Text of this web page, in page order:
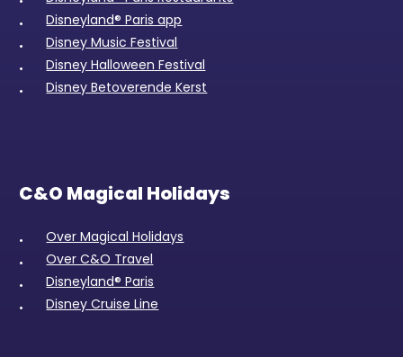
Disneyland® Paris app
Disney Music Festival
Disney Halloween Festival
Disney Betoverende Kerst
C&O Magical Holidays
Over Magical Holidays
Over C&O Travel
Disneyland® Paris
Disney Cruise Line